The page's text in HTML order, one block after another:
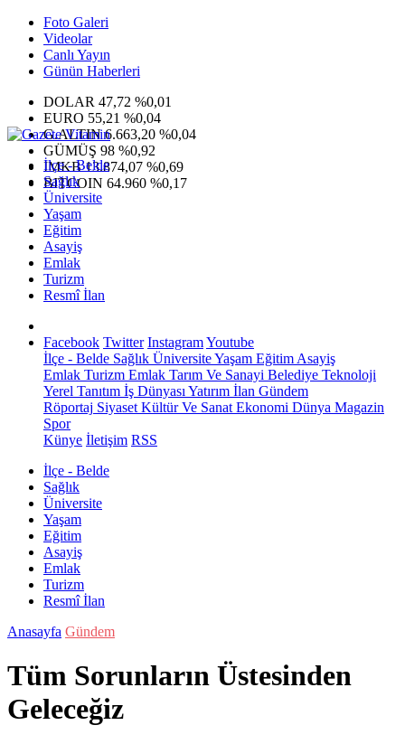
Foto Galeri
Videolar
Canlı Yayın
Günün Haberleri
DOLAR 47,72 %0,01
EURO 55,21 %0,04
G.ALTIN6.663,20 %0,04
GÜMÜŞ 98 %0,92
IMKB13.874,07 %0,69
BITCOIN 64.960 %0,17
İlçe - Belde
Sağlık
Üniversite
Yaşam
Eğitim
Asayiş
Emlak
Turizm
Resmî İlan
Facebook Twitter InstagramYoutube
İlçe - Belde Sağlık ÜniversiteYaşam Eğitim Asayiş
Emlak Turizm Emlak Tarım Ve Sanayi Belediye Teknoloji
Yerel Tanıtım İş Dünyası Yatırım İlan Gündem
Röportaj Siyaset Kültür Ve Sanat Ekonomi Dünya Magazin
Spor
Künye İletişim RSS
İlçe - Belde
Sağlık
Üniversite
Yaşam
Eğitim
Asayiş
Emlak
Turizm
Resmî İlan
Anasayfa Gündem
Tüm Sorunların Üstesinden
Geleceğiz